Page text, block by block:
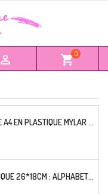
 shopping_cart0
POCHOIR LETTRE A4 EN PLASTIQUE MYLAR ALPHABET RUSSIAN 33 MM
POCHOIR PLASTIQUE 26*18CM : ALPHABET (04)